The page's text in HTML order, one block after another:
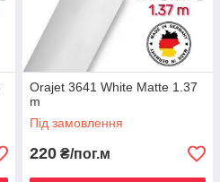
Orajet 3641 White Matte 1.37
m
Під замовлення
220 ₴/пог.м